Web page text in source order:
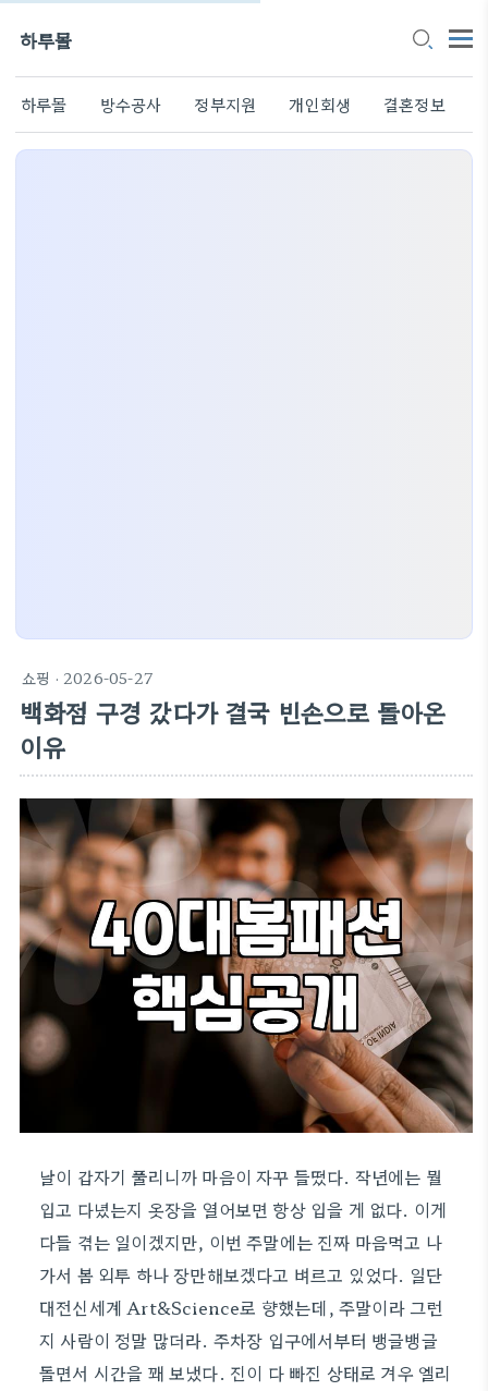
하루몰
하루몰 방수공사 정부지원 개인회생 결혼정보
쇼핑 · 2026-05-27
백화점 구경 갔다가 결국 빈손으로 돌아온
이유
날이 갑자기 풀리니까 마음이 자꾸 들떴다. 작년에는 뭘
입고 다녔는지 옷장을 열어보면 항상 입을 게 없다. 이게
다들 겪는 일이겠지만, 이번 주말에는 진짜 마음먹고 나
가서 봄 외투 하나 장만해보겠다고 벼르고 있었다. 일단
대전신세계 Art&Science로 향했는데, 주말이라 그런
지 사람이 정말 많더라. 주차장 입구에서부터 뱅글뱅글
돌면서 시간을 꽤 보냈다. 진이 다 빠진 상태로 겨우 엘리